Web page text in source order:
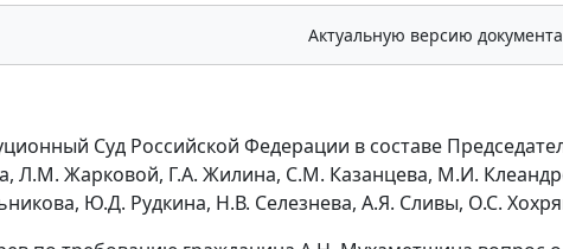
Актуальную версию
Суд Российской Федерации в составе
Л.М. Жарковой, Г.А. Жилина, С.М. Казанцева, М.И.
Ю.Д. Рудкина, Н.В. Селезнева, А.Я. Сливы, О.С.